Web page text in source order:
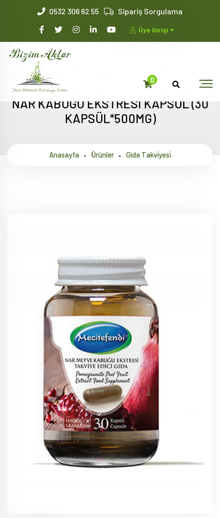
0532 306 62 55 Sipariş Sorgulama
Üye Girişi
0
NAR KABUĞU EKSTRESİ KAPSÜL (30
KAPSÜL*500MG)
Anasayfa Ürünler Gida Takvi̇yesi̇